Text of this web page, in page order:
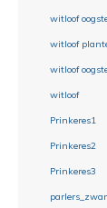
witloof
witloof
witloof
witloof
Prinkeres1
Prinkeres2
Prinkeres3